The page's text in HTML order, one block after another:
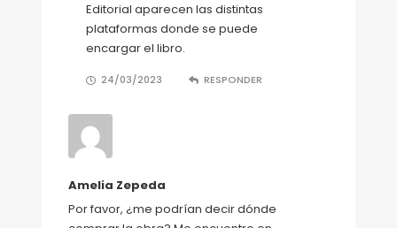
Editorial aparecen las distintas
plataformas donde se puede
encargar el libro.
24/03/2023 RESPONDER
Amelia Zepeda
Por favor, ¿me podrían decir dónde